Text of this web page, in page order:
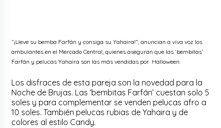
“¡Lleve su bemba Farfán y consiga su Yahaira!”, anuncian a viva voz los
ambulantes en el Mercado Central, quienes aseguran que las ‘bembitas’
Farfán y pelucas Yahaira son las más vendidas por Halloween.
Los disfraces de esta pareja son la novedad para la
Noche de Brujas. Las ‘bembitas Farfán’ cuestan solo 5
soles y para complementar se venden pelucas afro a
10 soles. También pelucas rubias de Yahaira y de
colores al estilo Candy.